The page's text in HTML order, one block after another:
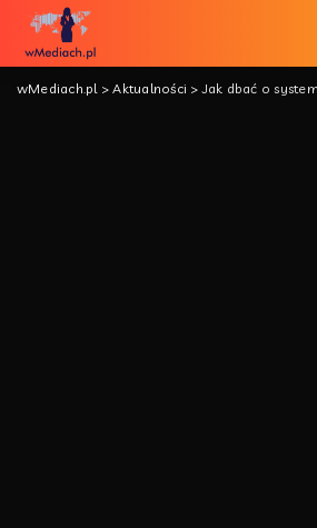
wMediach.pl>Aktualności >Jak dbać o